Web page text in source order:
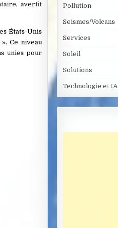
avertit
États-Unis
Ce niveau
unies pour
Pollution
Seismes/Volcans
Services
Soleil
Solutions
Technologie et IA